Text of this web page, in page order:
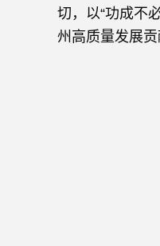
切，以“功成不
州高质量发展